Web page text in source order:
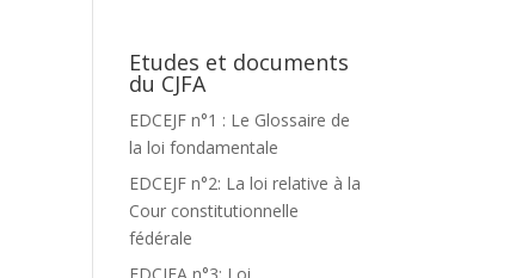
Etudes et documents
du CJFA
EDCEJF n°1 : Le Glossaire de
la loi fondamentale
EDCEJF n°2: La loi relative à la
Cour constitutionnelle
fédérale